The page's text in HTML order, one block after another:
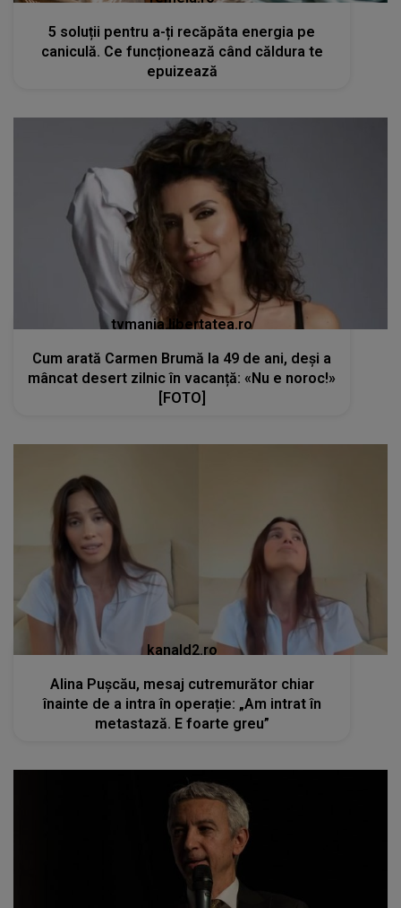
5 soluții pentru a-ți recăpăta energia pe
caniculă. Ce funcționează când căldura te
epuizează
tvmania.libertatea.ro
Cum arată Carmen Brumă la 49 de ani, deși a
mâncat desert zilnic în vacanță: «Nu e noroc!»
[FOTO]
kanald2.ro
Alina Pușcău, mesaj cutremurător chiar
înainte de a intra în operație: „Am intrat în
metastază. E foarte greu”